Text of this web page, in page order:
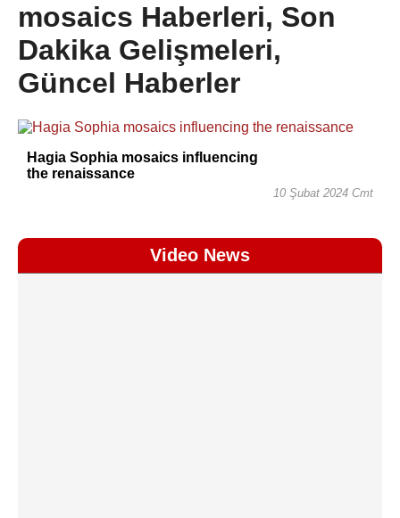
mosaics Haberleri, Son
Dakika Gelişmeleri,
Güncel Haberler
Hagia Sophia mosaics influencing
the renaissance
10 Şubat 2024 Cmt
Video News